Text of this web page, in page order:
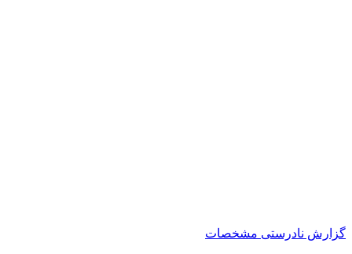
گزارش نادرستی مشخصات